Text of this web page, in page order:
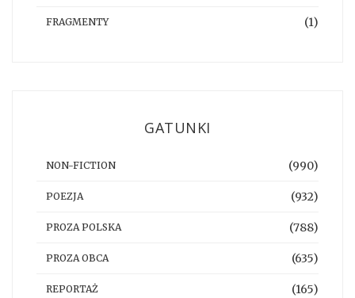
FRAGMENTY (1)
GATUNKI
NON-FICTION (990)
POEZJA (932)
PROZA POLSKA (788)
PROZA OBCA (635)
REPORTAŻ (165)